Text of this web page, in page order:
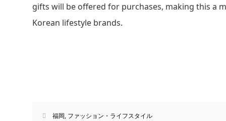
gifts will be offered for purchases, making this a
Korean lifestyle brands.
福岡, ファッション・ライフスタイル